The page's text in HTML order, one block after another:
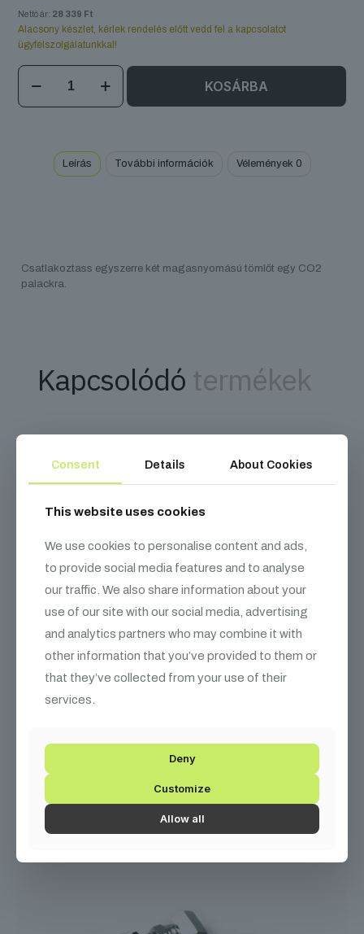
Nettó ár: 28 339 Ft
Alacsony készlet, kérlek rendelés előtt vedd fel a kapcsolatot
ügyfélszolgálatunkkal!
CO2
Splitter
3/8
KOSÁRBA
Leírás További információk Vélemények 0
Csatlakoztass egyszerre két magasnyomású tömlőt egy CO2
palackra.
Kapcsolódó termékek
CO2 csatlakozó 3/8 90°
17 990
Consent Details About Cookies
This website uses cookies
We use cookies to personalise content and ads,
to provide social media features and to analyse
our traffic. We also share information about your
use of our site with our social media, advertising
and analytics partners who may combine it with
other information that you’ve provided to them or
that they’ve collected from your use of their
services.
Deny
Customize
Allow all